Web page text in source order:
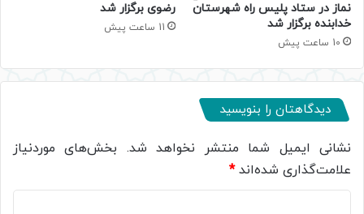
نماز در ستاد پلیس راه شهرستان
خدابنده برگزار شد
10 ساعت پیش
رضوی برگزار شد
11 ساعت پیش
دیدگاهتان را بنویسید
نشانی ایمیل شما منتشر نخواهد شد. بخش‌های موردنیاز
علامت‌گذاری شده‌اند*